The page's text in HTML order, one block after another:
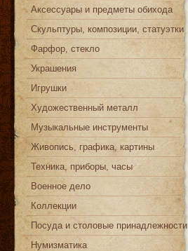
Аксессуары и предметы обихода
Скульптуры, композиции, статуэтки
Фарфор, стекло
Украшения
Игрушки
Художественный металл
Музыкальные инструменты
Живопись, графика, картины
Техника, приборы, часы
Военное дело
Коллекции
Посуда и столовые принадлежности
Нумизматика